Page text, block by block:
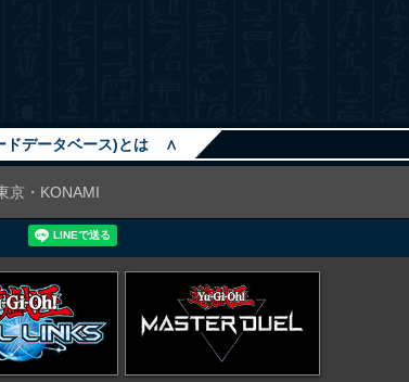
ドデータベース)とは ∧
京・KONAMI